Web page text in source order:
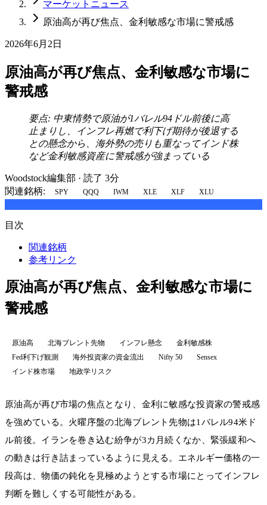
マーケットニュース
原油高が再び焦点、金利敏感な市場に警戒感
2026年6月2日
原油高が再び焦点、金利敏感な市場に
警戒感
要点: 中東情勢で原油が1バレル94ドル前後に高
止まりし、インフレ再燃で利下げ期待が後退する
との懸念から、海外勢の売りも重なってインド株
など金利敏感資産に警戒感が強まっている
Woodstock編集部 · 読了 3分
関連銘柄:
SPY QQQ IWM XLE XLF XLU
目次
関連銘柄
参考リンク
原油高が再び焦点、金利敏感な市場に
警戒感
原油高 北海ブレント先物 インフレ懸念
金利敏感株
Fed利下げ観測
海外投資家の資金流出 Nifty 50
Sensex
インド株市場
地政学リスク
原油高が再び市場の焦点となり、金利に敏感な投資家の警戒感
を強めている。火曜序盤の北海ブレント先物は1バレル94米ド
ル前後。イランを巻き込む紛争が3カ月続くなか、緊張緩和へ
の動きは行き詰まっているように見える。エネルギー価格の一
段高は、物価の鈍化を見極めようとする市場にとってインフレ
判断を難しくする可能性がある。